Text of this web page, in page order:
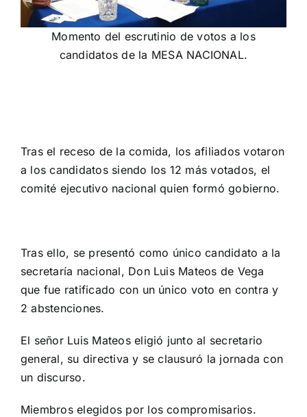
Momento del escrutinio de votos a los
candidatos de la MESA NACIONAL.
Tras el receso de la comida, los afiliados votaron
a los candidatos siendo los 12 más votados, el
comité ejecutivo nacional quien formó gobierno.
Tras ello, se presentó como único candidato a la
secretaría nacional, Don Luis Mateos de Vega
que fue ratificado con un único voto en contra y
2 abstenciones.
El señor Luis Mateos eligió junto al secretario
general, su directiva y se clausuró la jornada con
un discurso.
Miembros elegidos por los compromisarios.